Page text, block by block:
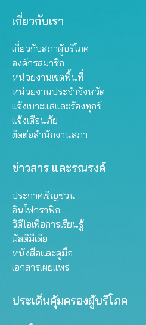
เกี่ยวกับเรา
เกี่ยวกับสภาผู้บริโภค
องค์กรสมาชิก
หน่วยงานเขตพื้นที่
หน่วยงานประจำจังหวัด
แจ้งเบาะแสและร้องทุกข์
แจ้งเตือนภัย
ติดต่อสำนักงานสภา
ข่าวสาร และรณรงค์
ประกาศเชิญชวน
อินโฟกราฟิก
วิดีโอเพื่อการเรียนรู้
มัลติมีเดีย
หนังสือและคู่มือ
เอกสารเผยแพร่
ประเด็นคุ้มครองผู้บริโภค